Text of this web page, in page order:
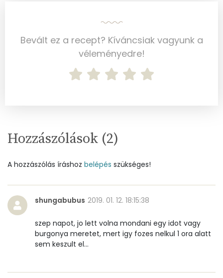
Vas
2 mg
Réz
Szénhidrát
Összesen
Cukor
2 mg
Bevált ez a recept? Kíváncsiak vagyunk a
véleményedre!
Hozzászólások (2)
A hozzászólás íráshoz belépés szükséges!
shungabubus 2019. 01. 12. 18:15:38
szep napot, jo lett volna mondani egy idot vagy
burgonya meretet, mert igy fozes nelkul 1 ora alatt
sem keszult el...